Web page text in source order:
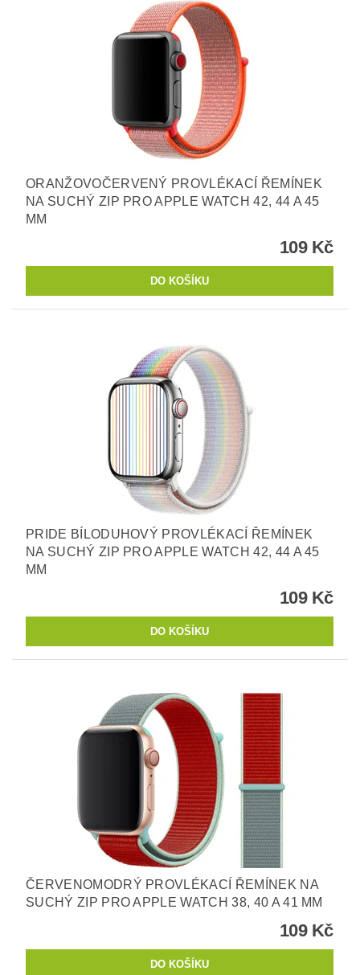
ORANŽOVOČERVENÝ PROVLÉKACÍ ŘEMÍNEK
NA SUCHÝ ZIP PRO APPLE WATCH 42, 44 A 45
MM
109 Kč
PRIDE BÍLODUHOVÝ PROVLÉKACÍ ŘEMÍNEK
NA SUCHÝ ZIP PRO APPLE WATCH 42, 44 A 45
MM
109 Kč
ČERVENOMODRÝ PROVLÉKACÍ ŘEMÍNEK NA
SUCHÝ ZIP PRO APPLE WATCH 38, 40 A 41 MM
109 Kč